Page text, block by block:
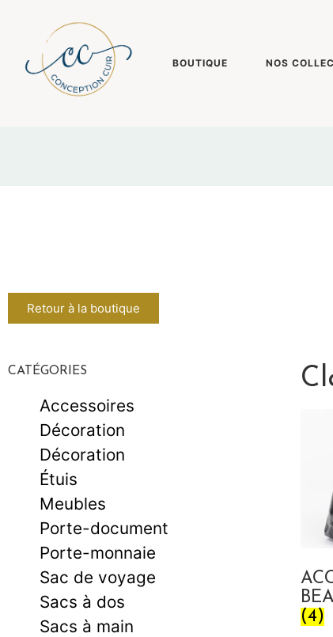
BOUTIQUE NOS
Retour à la boutique
CATÉGORIES
Accessoires
Décoration
Décoration
Étuis
Meubles
Porte-document
Porte-monnaie
Sac de voyage
Sacs à dos
Sacs à main
(4)